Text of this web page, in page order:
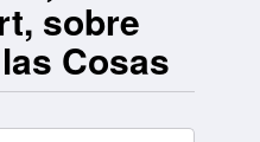
sobre
Cosas